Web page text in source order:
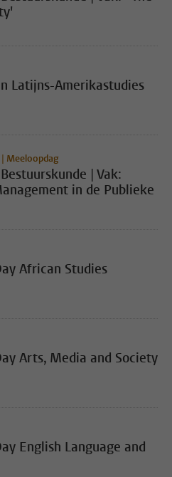
Latijns-Amerikastudies
Meeloopdag
| Vak:
in de Publieke
African Studies
Arts, Media and Society
English Language and